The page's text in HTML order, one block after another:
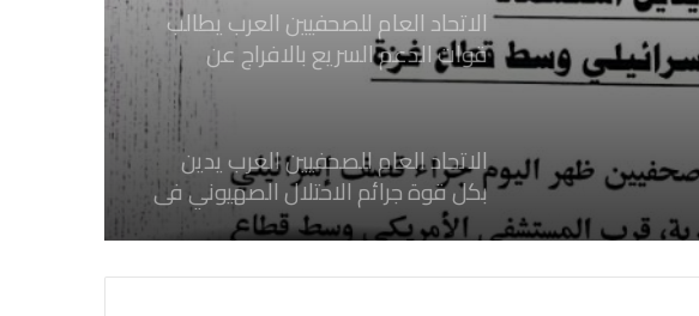
الاتحاد العام للصحفيين العرب يطالب
قوات الدعم السريع بالافراج عن
الصحفيين السودانيين المعتقلين لديها
الاتحاد العام للصحفيين العرب يدين
بكل قوة جرائم الاحتلال الصهيوني فى
غزة والتي نتج عنها اغتيال خمسة
صحفيين فلسطينيين